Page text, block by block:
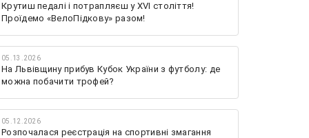
Крутиш педалі і потрапляєш у XVI століття!
Проїдемо «ВелоПідкову» разом!
05.13.2026
На Львівщину прибув Кубок України з футболу: де
можна побачити трофей?
05.12.2026
Розпочалася реєстрація на спортивні змагання